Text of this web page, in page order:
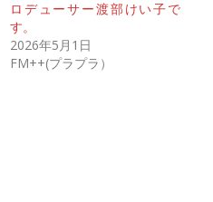
ロデューサー渡部けい子で
す。
2026年5月1日
FM++(プラプラ）